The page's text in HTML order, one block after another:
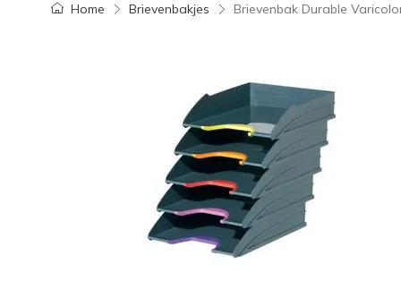
Home Brievenbakjes Brievenbak Durable